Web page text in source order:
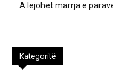
A lejohet marrja e
Kategoritë